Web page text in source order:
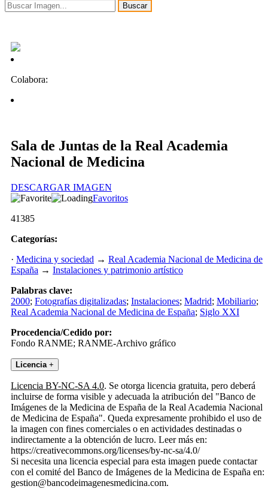
Buscar
Colabora:
Sala de Juntas de la Real Academia
Nacional de Medicina
DESCARGAR IMAGEN
Favoritos
41385
Categorías:
· Medicina y sociedad → Real Academia Nacional de Medicina de
España → Instalaciones y patrimonio artístico
Palabras clave:
2000; Fotografías digitalizadas; Instalaciones; Madrid; Mobiliario;
Real Academia Nacional de Medicina de España; Siglo XXI
Procedencia/Cedido por:
Fondo RANME; RANME-Archivo gráfico
Licencia +
Licencia BY-NC-SA 4.0. Se otorga licencia gratuita, pero deberá
incluirse de forma visible y adecuada la atribución del "Banco de
Imágenes de la Medicina de España de la Real Academia Nacional
de Medicina de España". Queda expresamente prohibido el uso de
la imagen con fines comerciales o en actividades destinadas o
indirectamente a la obtención de lucro. Leer más en:
https://creativecommons.org/licenses/by-nc-sa/4.0/
Si necesita una licencia especial para esta imagen puede contactar
con el comité del Banco de Imágenes de la Medicina de España en:
gestion@bancodeimagenesmedicina.com.